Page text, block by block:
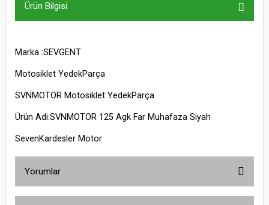
Ürün Bilgisi
Marka :SEVGENT
Motosiklet YedekParça
SVNMOTOR Motosiklet YedekParça
Ürün Adi:SVNMOTOR 125 Agk Far Muhafaza Siyah
SevenKardesler Motor
Yorumlar